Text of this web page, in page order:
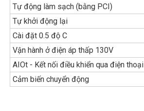
Tự động làm sạch (bằng PCI)
Tự khởi động lại
Cài đặt 0.5 độ C
Vận hành ở điện áp thấp 130V
AIOt - Kết nối điều khiển qua điện thoại
Cảm biến chuyển động